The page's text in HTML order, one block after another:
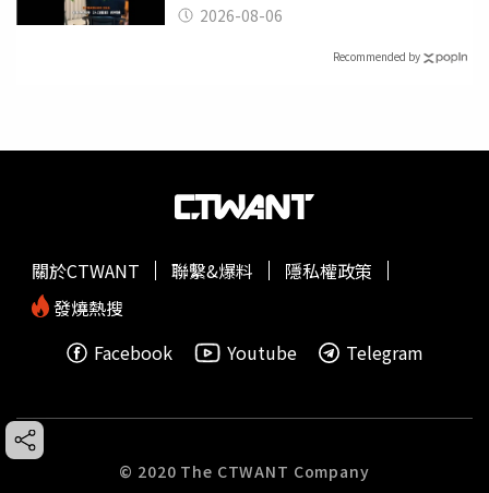
2026-08-06
Recommended by
關於CTWANT 聯繫&爆料
隱私權政策
發燒熱搜
Facebook
Youtube Telegram
© 2020 The CTWANT Company